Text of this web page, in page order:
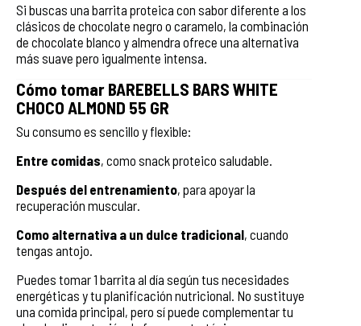
Si buscas una barrita proteica con sabor diferente a los
clásicos de chocolate negro o caramelo, la combinación
de chocolate blanco y almendra ofrece una alternativa
más suave pero igualmente intensa.
Cómo tomar BAREBELLS BARS WHITE
CHOCO ALMOND 55 GR
Su consumo es sencillo y flexible:
Entre comidas, como snack proteico saludable.
Después del entrenamiento, para apoyar la
recuperación muscular.
Como alternativa a un dulce tradicional, cuando
tengas antojo.
Puedes tomar 1 barrita al día según tus necesidades
energéticas y tu planificación nutricional. No sustituye
una comida principal, pero sí puede complementar tu